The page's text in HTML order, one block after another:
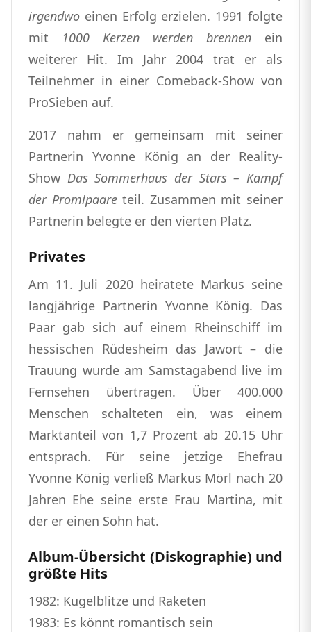
irgendwo einen Erfolg erzielen. 1991 folgte
mit 1000 Kerzen werden brennen ein
weiterer Hit. Im Jahr 2004 trat er als
Teilnehmer in einer Comeback-Show von
ProSieben auf.
2017 nahm er gemeinsam mit seiner
Partnerin Yvonne König an der Reality-
Show Das Sommerhaus der Stars – Kampf
der Promipaareteil. Zusammen mit seiner
Partnerin belegte er den vierten Platz.
Privates
Am 11. Juli 2020 heiratete Markus seine
langjährige Partnerin Yvonne König. Das
Paar gab sich auf einem Rheinschiff im
hessischen Rüdesheim das Jawort – die
Trauung wurde am Samstagabend live im
Fernsehen übertragen. Über 400.000
Menschen schalteten ein, was einem
Marktanteil von 1,7 Prozent ab 20.15 Uhr
entsprach. Für seine jetzige Ehefrau
Yvonne König verließ Markus Mörl nach 20
Jahren Ehe seine erste Frau Martina, mit
der er einen Sohn hat.
Album-Übersicht (Diskographie) und
größte Hits
1982: Kugelblitze und Raketen
1983: Es könnt romantisch sein